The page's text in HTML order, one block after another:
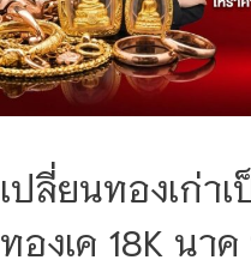
เปลี่ยนทองเก่า
ทองเค 18K นา